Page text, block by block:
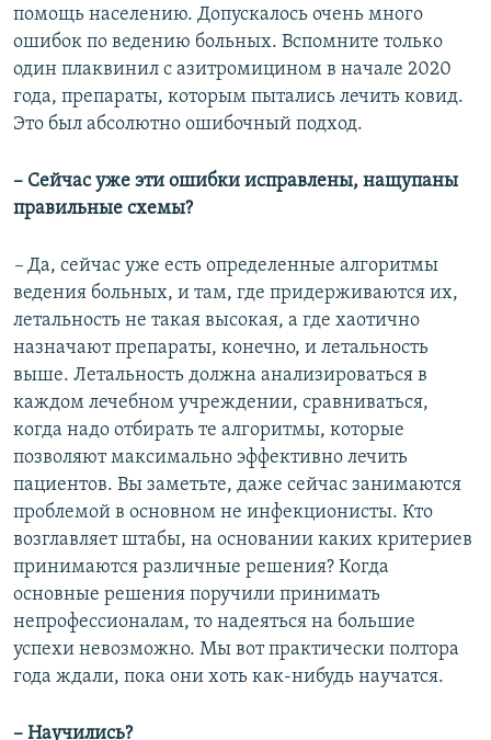
помощь населению. Допускалось очень много
ошибок по ведению больных. Вспомните только
один плаквинил с азитромицином в начале 2020
года, препараты, которым пытались лечить ковид.
Это был абсолютно ошибочный подход.
– Сейчас уже эти ошибки исправлены, нащупаны
правильные схемы?
– Да, сейчас уже есть определенные алгоритмы
ведения больных, и там, где придерживаются их,
летальность не такая высокая, а где хаотично
назначают препараты, конечно, и летальность
выше. Летальность должна анализироваться в
каждом лечебном учреждении, сравниваться,
когда надо отбирать те алгоритмы, которые
позволяют максимально эффективно лечить
пациентов. Вы заметьте, даже сейчас занимаются
проблемой в основном не инфекционисты. Кто
возглавляет штабы, на основании каких критериев
принимаются различные решения? Когда
основные решения поручили принимать
непрофессионалам, то надеяться на большие
успехи невозможно. Мы вот практически полтора
года ждали, пока они хоть как-нибудь научатся.
– Научились?